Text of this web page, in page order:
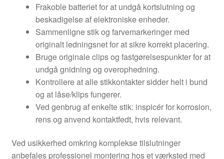
Frakoble batteriet for at undgå kortslutning og
beskadigelse af elektroniske enheder.
Sammenligne stik og farvemarkeringer med
originalt ledningsnet for at sikre korrekt placering.
Bruge originale clips og fastgørelsespunkter for at
undgå gnidning og overophedning.
Kontrollere at alle stikkontakter sidder helt i bund
og at låse/klips fungerer.
Ved genbrug af enkelte stik: inspicér for korrosion,
rens og anvend kontaktfedt, hvis relevant.
Ved usikkerhed omkring komplekse tilslutninger
anbefales professionel montering hos et værksted med